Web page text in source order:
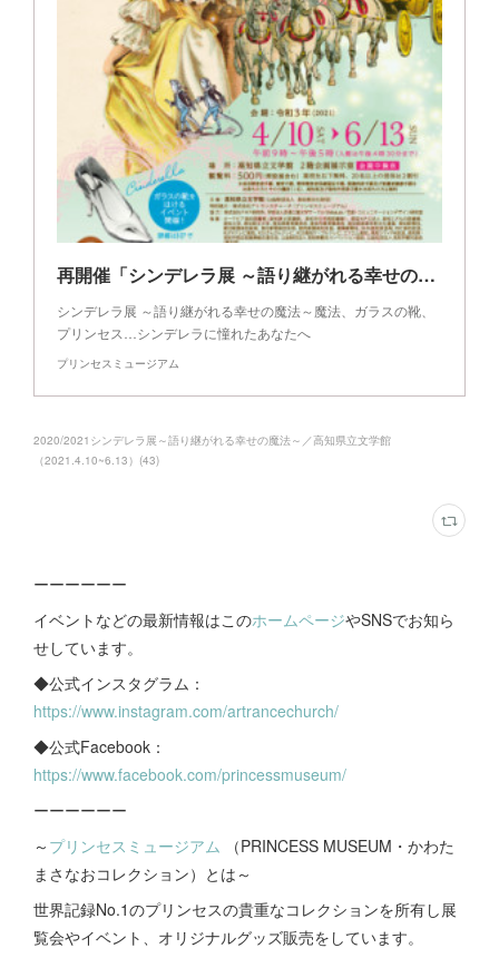
再開催「シンデレラ展 ～語り継がれる幸せの魔法～」概要
シンデレラ展 ～語り継がれる幸せの魔法～魔法、ガラスの靴、
プリンセス…シンデレラに憧れたあなたへ
プリンセスミュージアム
2020/2021シンデレラ展～語り継がれる幸せの魔法～／高知県立文学館
（2021.4.10~6.13） (43)
ーーーーーー
イベントなどの最新情報はこのホームページやSNSでお知ら
せしています。
◆公式インスタグラム：
https://www.instagram.com/artrancechurch/
◆公式Facebook：
https://www.facebook.com/princessmuseum/
ーーーーーー
～ プリンセスミュージアム （PRINCESS MUSEUM・かわた
まさなおコレクション）とは～
世界記録No.1のプリンセスの貴重なコレクションを所有し展
覧会やイベント、オリジナルグッズ販売をしています。